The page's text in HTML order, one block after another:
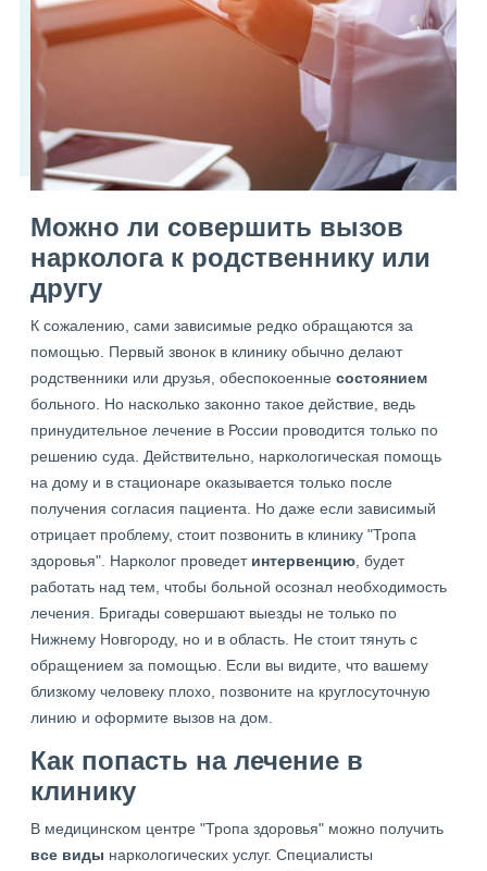
Можно ли совершить вызов
нарколога к родственнику или
другу
К сожалению, сами зависимые редко обращаются за
помощью. Первый звонок в клинику обычно делают
родственники или друзья, обеспокоенные состоянием
больного. Но насколько законно такое действие, ведь
принудительное лечение в России проводится только по
решению суда. Действительно, наркологическая помощь
на дому и в стационаре оказывается только после
получения согласия пациента. Но даже если зависимый
отрицает проблему, стоит позвонить в клинику "Тропа
здоровья". Нарколог проведет интервенцию, будет
работать над тем, чтобы больной осознал необходимость
лечения. Бригады совершают выезды не только по
Нижнему Новгороду, но и в область. Не стоит тянуть с
обращением за помощью. Если вы видите, что вашему
близкому человеку плохо, позвоните на круглосуточную
линию и оформите вызов на дом.
Как попасть на лечение в
клинику
В медицинском центре "Тропа здоровья" можно получить
все виды наркологических услуг. Специалисты